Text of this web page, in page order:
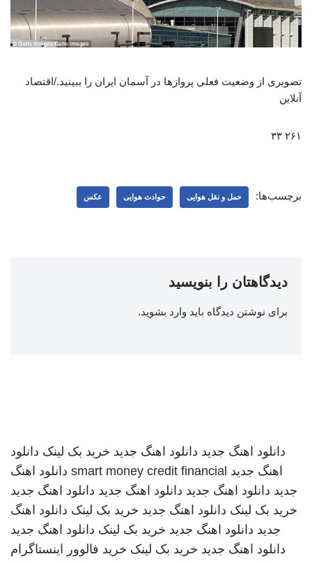
تصویری از وضعیت فعلی پروازها در آسمان ایران را ببینید./اقتصاد
آنلاین
۲۶۱ ۳۳
برچسب‌ها: حمل و نقل هوایی حوادث هوایی عکس
دیدگاهتان را بنویسید
برای نوشتن دیدگاه باید وارد بشوید.
دانلود اهنگ جدید دانلود اهنگ جدید خرید بک لینک دانلود
اهنگ جدید smart money credit financial دانلود اهنگ
جدید دانلود اهنگ جدید دانلود اهنگ جدید دانلود اهنگ جدید
خرید بک لینک دانلود اهنگ جدید خرید بک لینک دانلود اهنگ
جدید دانلود اهنگ جدید خرید بک لینک دانلود اهنگ جدید
دانلود اهنگ جدید خرید بک لینک خرید فالوور اینستاگرام